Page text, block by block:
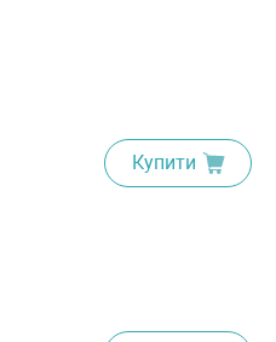
Купити